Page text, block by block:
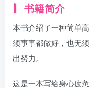
书籍简介
本书介绍了一种简单
须事事都做好，也无
出努力。
这是一本写给身心疲